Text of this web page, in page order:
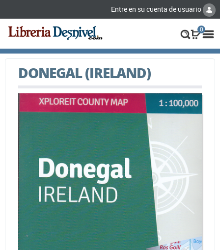
Entre en su cuenta de usuario
0
DONEGAL (IRELAND)